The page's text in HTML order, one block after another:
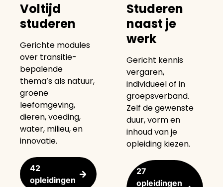
Voltijd
studeren
Gerichte modules
over transitie-
bepalende
thema’s als natuur,
groene
leefomgeving,
dieren, voeding,
water, milieu, en
innovatie.
42
opleidingen
Studeren
naast je
werk
Gericht kennis
vergaren,
individueel of in
groepsverband.
Zelf de gewenste
duur, vorm en
inhoud van je
opleiding kiezen.
27
opleidingen